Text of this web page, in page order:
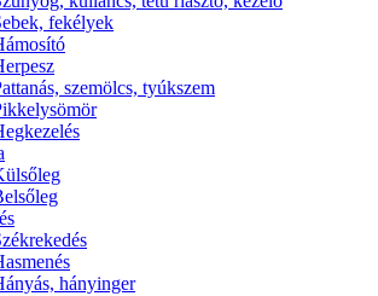
fekélyek
szemölcs, tyúkszem
hányinger